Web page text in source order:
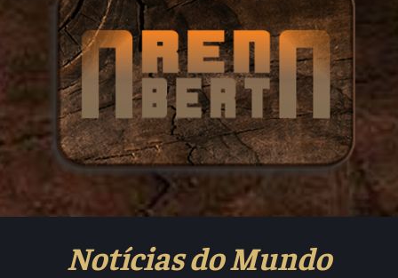
Notícias do Mundo